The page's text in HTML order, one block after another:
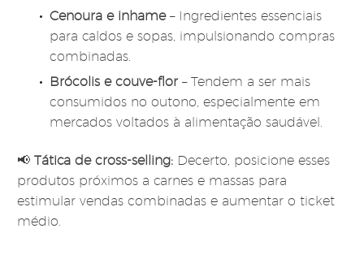
Cenoura e inhame– Ingredientes essenciais
para caldos e sopas, impulsionando compras
combinadas.
Brócolis e couve-flor – Tendem a ser mais
consumidos no outono, especialmente em
mercados voltados à alimentação saudável.
📢 Tática de cross-selling: Decerto, posicione esses
produtos próximos a carnes e massas para
estimular vendas combinadas e aumentar o ticket
médio.